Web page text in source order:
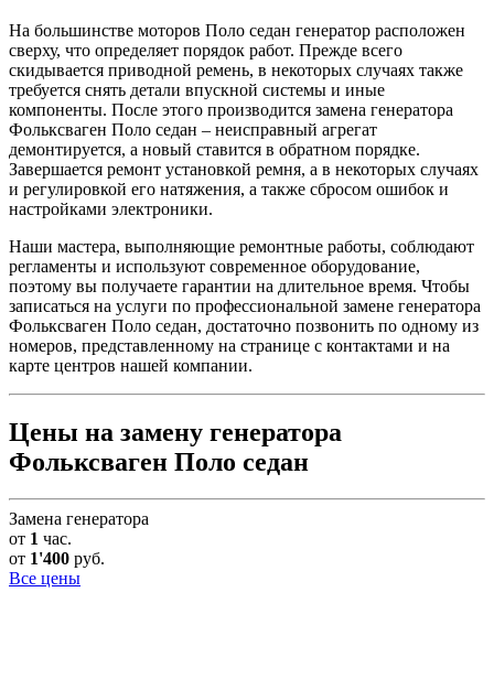
На большинстве моторов Поло седан генератор расположен
сверху, что определяет порядок работ. Прежде всего
скидывается приводной ремень, в некоторых случаях также
требуется снять детали впускной системы и иные
компоненты. После этого производится замена генератора
Фольксваген Поло седан – неисправный агрегат
демонтируется, а новый ставится в обратном порядке.
Завершается ремонт установкой ремня, а в некоторых случаях
и регулировкой его натяжения, а также сбросом ошибок и
настройками электроники.
Наши мастера, выполняющие ремонтные работы, соблюдают
регламенты и используют современное оборудование,
поэтому вы получаете гарантии на длительное время. Чтобы
записаться на услуги по профессиональной замене генератора
Фольксваген Поло седан, достаточно позвонить по одному из
номеров, представленному на странице с контактами и на
карте центров нашей компании.
Цены на замену генератора
Фольксваген Поло седан
Замена генератора
от 1 час.
от 1'400 руб.
Все цены